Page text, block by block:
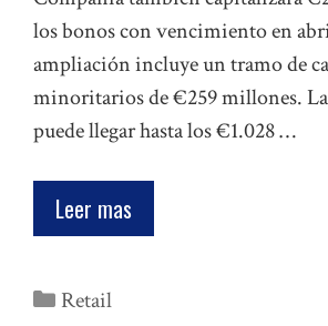
los bonos con vencimiento en
ampliación incluye un tramo de
minoritarios de €259 millones.
puede llegar hasta los €1.028 …
Leer mas
Categorías
Retail